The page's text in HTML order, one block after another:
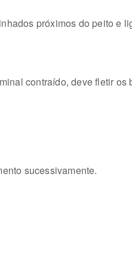
próximos do peito e
contraído, deve fletir os
sucessivamente.